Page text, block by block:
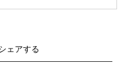
ェアする